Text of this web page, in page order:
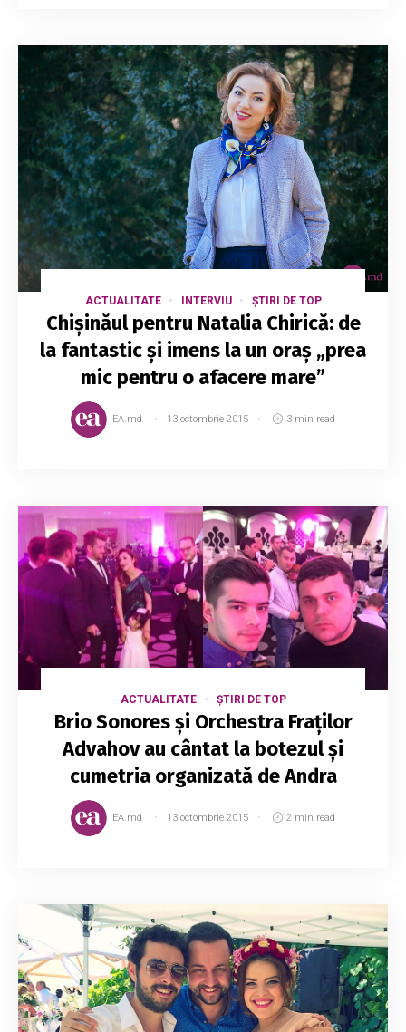
ACTUALITATE INTERVIU ȘTIRI DE TOP
Chișinăul pentru Natalia Chirică: de
la fantastic și imens la un oraș „prea
mic pentru o afacere mare”
EA.md 13 octombrie 2015 3 min read
ACTUALITATE ȘTIRI DE TOP
Brio Sonores și Orchestra Fraților
Advahov au cântat la botezul și
cumetria organizată de Andra
EA.md 13 octombrie 2015 2 min read